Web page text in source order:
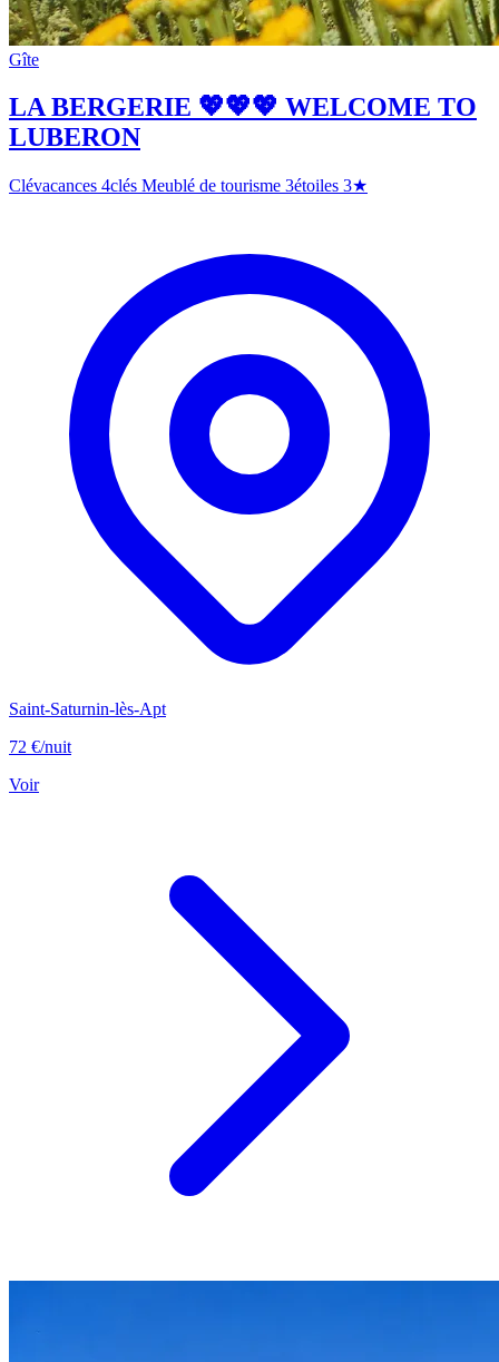
Gîte
LA BERGERIE 💖💖💖 WELCOME TO
LUBERON
Clévacances 4clés Meublé de tourisme 3étoiles 3★
Saint-Saturnin-lès-Apt
72 €/nuit
Voir